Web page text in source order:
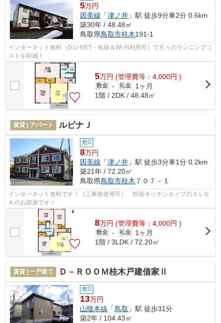
5万円
因美線 「津ノ井 」駅 徒歩9分車2分 0.6km
築30年 / 48.48㎡
鳥取県鳥取市桂木191-1
インターネット無料（D.U-NET・有線＆Wi-Fi利用可）で月々のランニングコ
ストを削減！
5万円 (管理費等：4,000円 )
敷金 - 礼金
1ヶ月
1階 / 2DK / 48.48㎡
賃貸 | アパート ルピナＪ
敷0
8万円
因美線 「津ノ井 」駅 徒歩3分車1分 0.2km
築21年 / 72.20㎡
鳥取県鳥取市桂木 ７０７－１
インターネット無料です！（工事後使用可） 対面キッチンタイプの３ＬＤ
Ｋのお部屋です！
8万円 (管理費等：4,000円 )
敷金 - 礼金
1ヶ月
1階 / 3LDK / 72.20㎡
賃貸 | 一戸建て Ｄ－ＲＯＯＭ桂木戸建借家Ⅱ
敷0
13万円
山陰本線 「鳥取 」駅 徒歩31分
築2年 / 104.43㎡